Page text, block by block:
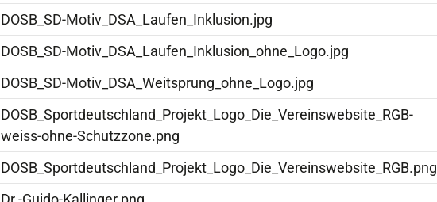
DOSB_SD-Motiv_DSA_Laufen_Inklusion.jpg
DOSB_SD-Motiv_DSA_Laufen_Inklusion_ohne_Logo.jpg
DOSB_SD-Motiv_DSA_Weitsprung_ohne_Logo.jpg
DOSB_Sportdeutschland_Projekt_Logo_Die_Vereinswebsite_RGB-
weiss-ohne-Schutzzone.png
DOSB_Sportdeutschland_Projekt_Logo_Die_Vereinswebsite_RGB.png